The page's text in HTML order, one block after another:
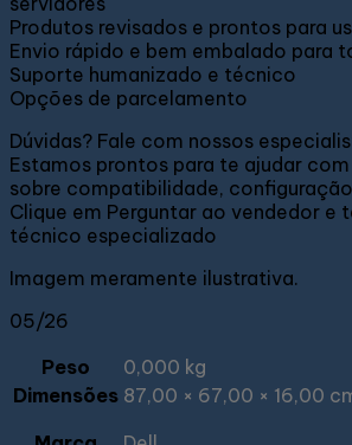
Produtos revisados e prontos para
Envio rápido e bem embalado para
Suporte humanizado e técnico
Opções de parcelamento
Dúvidas? Fale com nossos
Estamos prontos para te ajudar
sobre compatibilidade,
Clique em Perguntar ao vendedor e
técnico especializado
Imagem meramente ilustrativa.
05/26
Peso
0,000 kg
Dimensões 87,00 × 67,00 × 16,00